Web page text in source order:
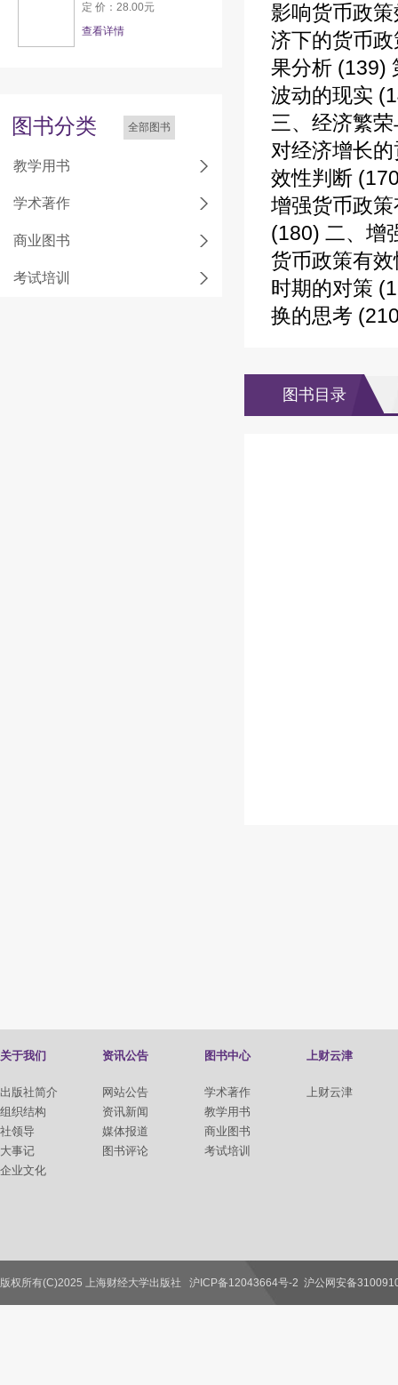
定 价：28.00元
查看详情
图书分类 全部图书
教学用书
学术著作
商业图书
考试培训
影响货币政
济下的货币
果分析 (139)
波动的现实
三、经济繁
对经济增长
效性判断
增强货币政
(180) 二、增
货币政策有
时期的对策
换的思考
图书目录
关于我们
出版社简介
组织结构
社领导
大事记
企业文化
资讯公告
网站公告
资讯新闻
媒体报道
图书评论
图书中心
学术著作
教学用书
商业图书
考试培训
上财云津
上财云津
联系我们
版权所有(C)2025 上海财经大学出版社 沪ICP备12043664号-2 沪公网安备